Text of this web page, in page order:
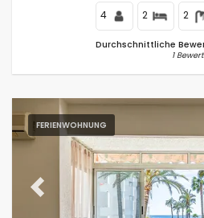
4 2 2
Durchschnittliche
1
FERIENWOHNUNG
Previous